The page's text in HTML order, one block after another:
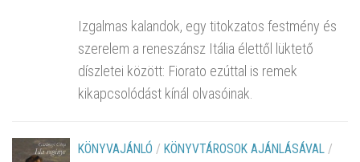
Izgalmas kalandok, egy titokzatos festmény és
szerelem a reneszánsz Itália élettől lüktető
díszletei között: Fiorato ezúttal is remek
kikapcsolódást kínál olvasóinak.
KÖNYVAJÁNLÓ / KÖNYVTÁROSOK AJÁNLÁSÁVAL /